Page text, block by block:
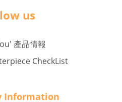
us
產品情報
CheckList
Information